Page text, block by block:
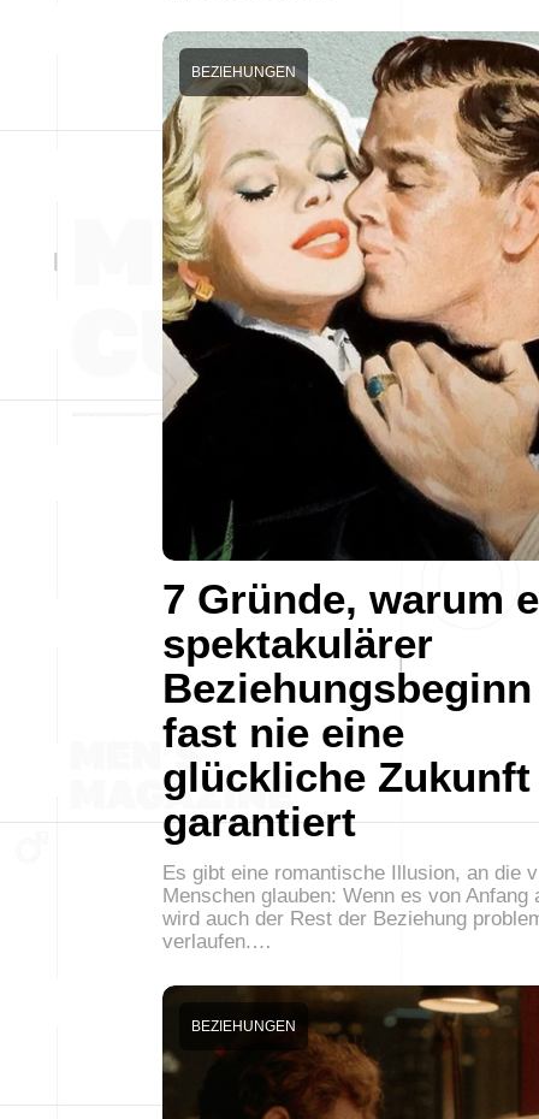
7 Gründe, warum
spektakulärer
Beziehungsbeginn
fast nie eine
glückliche Zukunft
garantiert
BEZIEHUNGEN
Es gibt eine romantische Illusion, an die
Menschen glauben: Wenn es von Anfang
wird auch der Rest der Beziehung
verlaufen.…
BEZIEHUNGEN